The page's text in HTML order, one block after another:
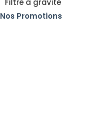
Filtre à gravité
Nos Promotions